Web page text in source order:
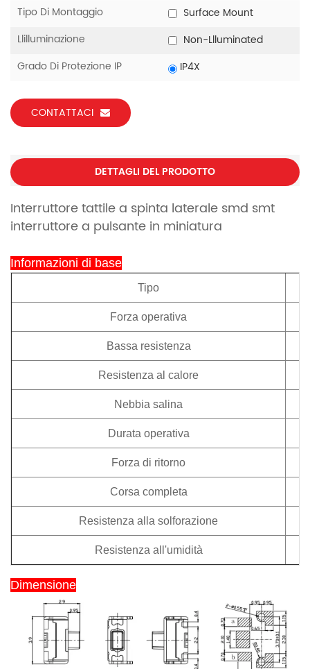
Tipo Di Montaggio
Surface Mount
Llilluminazione
Non-Llluminated
Grado Di Protezione IP
IP4X
CONTATTACI
DETTAGLI DEL PRODOTTO
Interruttore tattile a spinta laterale smd smt
interruttore a pulsante in miniatura
Informazioni di base
Tipo
Forza operativa
Bassa resistenza
Resistenza al calore
Nebbia salina
Durata operativa
Forza di ritorno
Corsa completa
Resistenza alla solforazione
Resistenza all'umidità
Dimensione